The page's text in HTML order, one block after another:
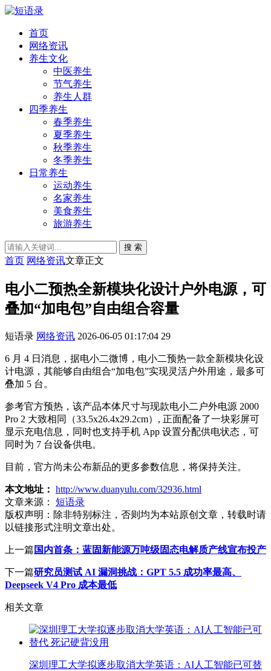
首页
网络资讯
养生文化
中医养生
节气养生
养生人群
四季养生
春季养生
夏季养生
秋季养生
冬季养生
日常养生
运动养生
名家养生
美食养生
旅游养生
搜 索
首页 网络资讯文章正文
电小二预热全新模块化设计户外电源，可
叠加“加电包”自由组合容量
短语录 网络资讯 2026-06-05 01:17:04 29
6 月 4 日消息，据电小二微博，电小二预热一款全新模块化设
计电源，其能够自由组合“加电包”实现灵活户外用途，最多可
叠加 5 台。
参考官方预热，该产品本体尺寸与现款电小二户外电源 2000
Pro 2 大致相同（33.5x26.4x29.2cm）, 正面配备了一块彩屏可
显示充电信息，同时也支持手机 App 设置分配供电状态，可
同时为 7 台设备供电。
目前，官方尚未公布新品的更多参数信息，将保持关注。
本文地址： http://www.duanyulu.com/32936.html
文章来源：
短语录
版权声明： 除非特别标注，否则均为本站原创文章，转载时请
以链接形式注明文章出处。
上一篇 国内首条：蓝固新能源万吨级固态电解质产线宣布投产
下一篇研究员测试 AI 漏洞挑战：GPT 5.5 成功率最高、
Deepseek V4 Pro 成本最低
相关文章
深圳理工大学拟逐步取消大学英语：AI人工智能已可替